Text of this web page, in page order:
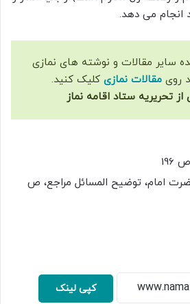
انجام مى دهد.
سایر مقالات و نوشته های نمازی
روی مقالات نمازی کلیک کنید.
از تحریریه ستاد اقامه نماز
امام، توضیح المسائل مراجع، ص
کپی لینک